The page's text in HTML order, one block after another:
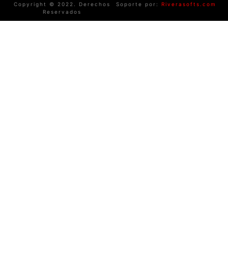
Copyright © 2022. Derechos
Reservados
Soporte por: Riverasofts.com